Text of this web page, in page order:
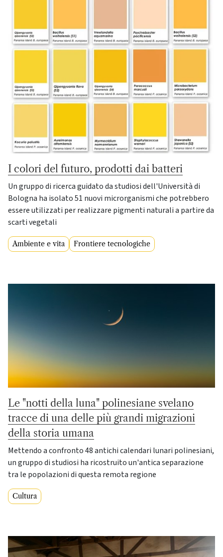
I colori del futuro, prodotti dai batteri
Un gruppo di ricerca guidato da studiosi dell'Università di
Bologna ha isolato 51 nuovi microrganismi che potrebbero
essere utilizzati per realizzare pigmenti naturali a partire da
scarti vegetali
Ambiente e vita Frontiere tecnologiche
Le "notti della luna" polinesiane svelano
tracce di una delle più grandi migrazioni
della storia umana
Mettendo a confronto 48 antichi calendari lunari polinesiani,
un gruppo di studiosi ha ricostruito un'antica separazione
tra le popolazioni di questa remota regione
Cultura